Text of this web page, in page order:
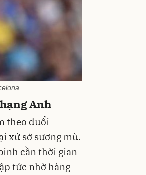
Anh
theo đuổi
xứ sở sương mù.
cần thời gian
tức nhờ hàng